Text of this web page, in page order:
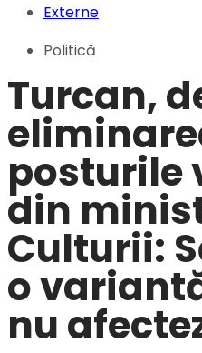
Externe
Politică
Turcan,
posturile
din
Culturii:
o
nu